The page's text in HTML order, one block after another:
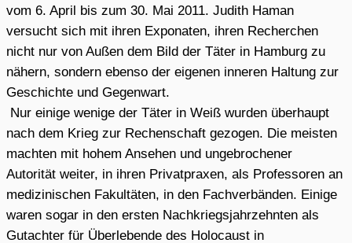
Quellen - Links:
Sadistische Einzeltäter oder Kollektivschuld eines ganzen
Standes? /50 Jahr Berichterstattung über NS-Verbrechen
von Ärzten in Spiegel und Zeit.
Diplomarbeit Arndt Schweitzer (pdf), 1997
Die unerträgliche Schuld der Ärzte
/ Süddeutsche.de,
23.3.2011, von Nina von Hardenberg
Die Kinder vom Bullenhuser Damm-ein Filmprojekt mit
Schülerinnen de Gymnasium Grotmoor(2008/2009)
Gedenkstätte Bullenhuser Damm
Die Namen der Nummern Chronologie eines NS -
Verbrechens/ Interview mit Dr.Lang